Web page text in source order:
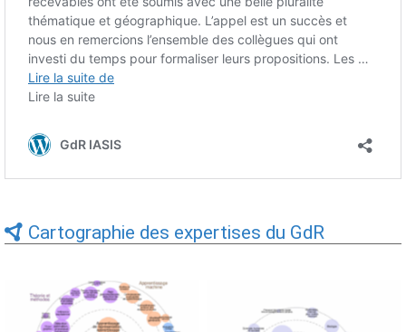
Cartographie des expertises du GdR